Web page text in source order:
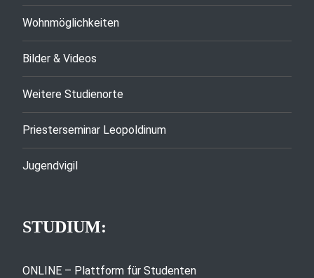
Wohnmöglichkeiten
Bilder & Videos
Weitere Studienorte
Priesterseminar Leopoldinum
Jugendvigil
STUDIUM:
ONLINE – Plattform für Studenten